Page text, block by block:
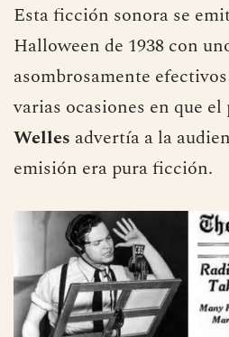
Esta ficción sonora se
Halloween de 1938 con
asombrosamente
varias ocasiones en que
Welles advertía a la
emisión era pura ficción.